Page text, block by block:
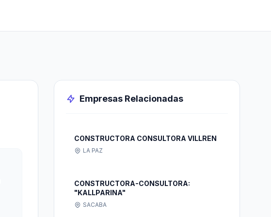
Empresas Relacionadas
CONSTRUCTORA CONSULTORA VILLREN
LA PAZ
CONSTRUCTORA-CONSULTORA:
"KALLPARINA"
SACABA